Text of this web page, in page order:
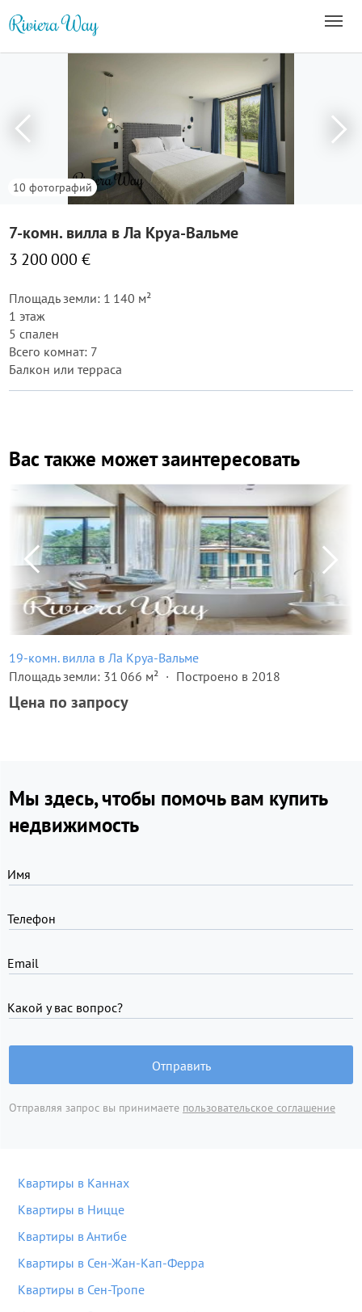
10 фотографий
7-комн. вилла в Ла Круа-Вальме
3 200 000 €
Площадь земли: 1 140 м²
1 этаж
5 спален
Всего комнат: 7
Балкон или терраса
Вас также может заинтересовать
19-комн. вилла в Ла Круа-Вальме
Площадь земли: 31 066 м²
Построено в 2018
Цена по запросу
Мы здесь, чтобы помочь вам купить
недвижимость
Имя
Телефон
Email
Какой у вас вопрос?
Отправить
Отправляя запрос вы принимаете пользовательское соглашение
Квартиры в Каннах
Квартиры в Ницце
Квартиры в Антибе
Квартиры в Сен-Жан-Кап-Ферра
Квартиры в Сен-Тропе